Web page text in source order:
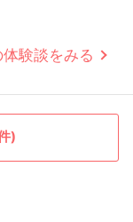
験談をみる
)